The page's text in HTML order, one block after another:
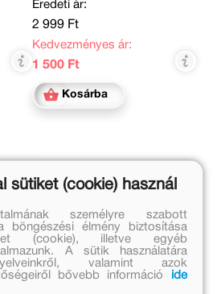
Eredeti ár:
2 999 Ft
Kedvezményes ár:
1 500 Ft
Kosárba
sütiket (cookie) használ
személyre szabott
böngészési élmény biztosítása
(cookie), illetve egyéb
A sütik használatára
valamint azok
bővebb információ
ide